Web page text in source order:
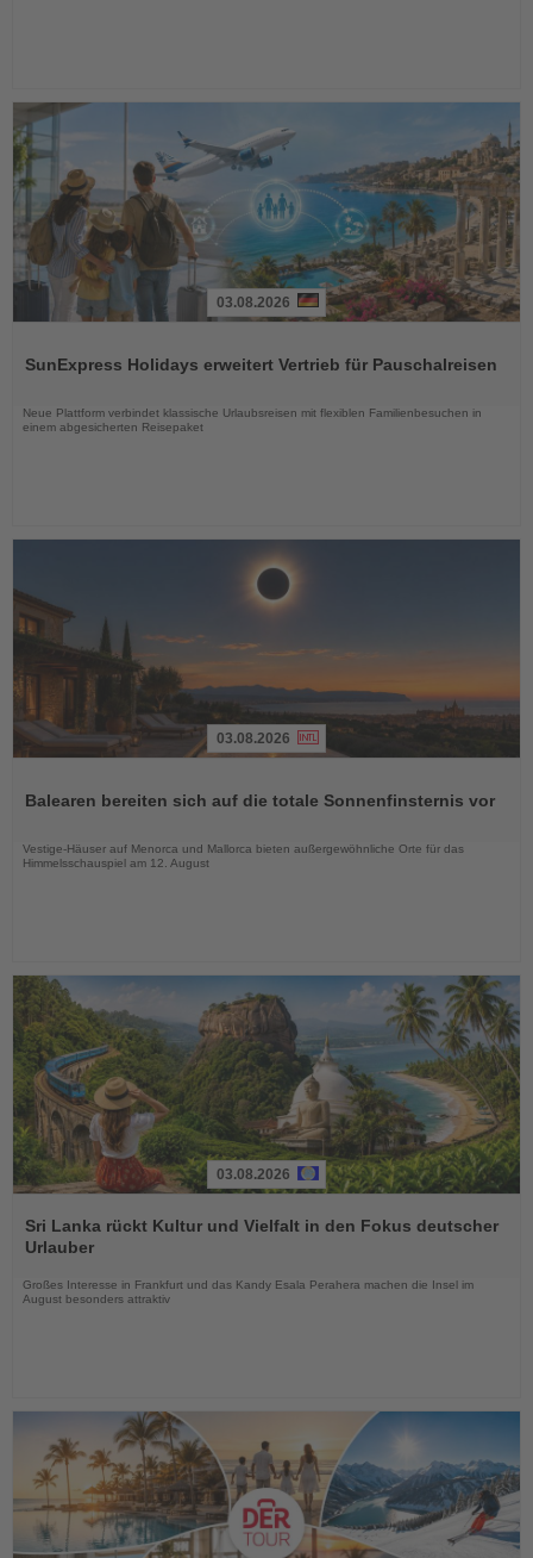
die
03.08.2026
SunExpress Holidays erweitert Vertrieb für Pauschalreisen
Neue Plattform verbindet klassische Urlaubsreisen mit flexiblen Familienbesuchen in
einem abgesicherten Reisepaket
die
03.08.2026
Balearen bereiten sich auf die totale Sonnenfinsternis vor
Vestige-Häuser auf Menorca und Mallorca bieten außergewöhnliche Orte für das
Himmelsschauspiel am 12. August
Sie
die
03.08.2026
Sri Lanka rückt Kultur und Vielfalt in den Fokus deutscher
Urlauber
Großes Interesse in Frankfurt und das Kandy Esala Perahera machen die Insel im
August besonders attraktiv